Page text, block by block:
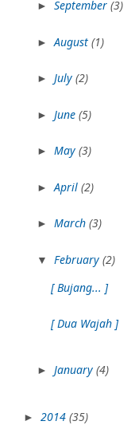
► September (3)
► August (1)
► July (2)
► June (5)
► May (3)
► April (2)
► March (3)
▼ February (2)
[ Bujang... ]
[ Dua Wajah ]
► January (4)
► 2014 (35)